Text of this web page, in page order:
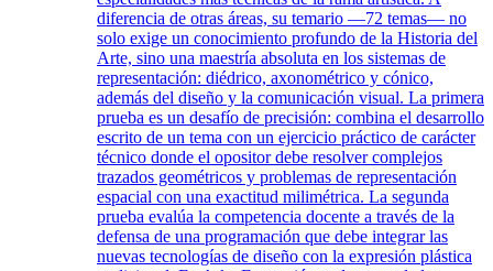
diferencia de otras áreas, su temario —72 temas— no
solo exige un conocimiento profundo de la Historia del
Arte, sino una maestría absoluta en los sistemas de
representación: diédrico, axonométrico y cónico,
además del diseño y la comunicación visual. La primera
prueba es un desafío de precisión: combina el desarrollo
escrito de un tema con un ejercicio práctico de carácter
técnico donde el opositor debe resolver complejos
trazados geométricos y problemas de representación
espacial con una exactitud milimétrica. La segunda
prueba evalúa la competencia docente a través de la
defensa de una programación que debe integrar las
nuevas tecnologías de diseño con la expresión plástica